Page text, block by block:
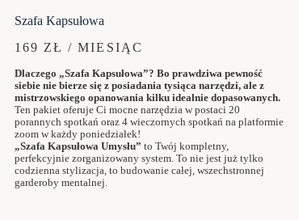
Szafa Kapsułowa
169 ZŁ / MIESIĄC
Dlaczego „Szafa Kapsułowa”? Bo prawdziwa pewność
siebie nie bierze się z posiadania tysiąca narzędzi, ale z
mistrzowskiego opanowania kilku idealnie dopasowanych.
Ten pakiet oferuje Ci mocne narzędzia w postaci 20
porannych spotkań oraz 4 wieczornych spotkań na platformie
zoom w każdy poniedziałek!
„Szafa Kapsułowa Umysłu” to Twój kompletny,
perfekcyjnie zorganizowany system. To nie jest już tylko
codzienna stylizacja, to budowanie całej, wszechstronnej
garderoby mentalnej.